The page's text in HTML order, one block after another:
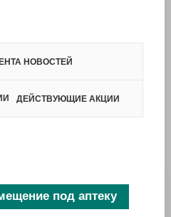
НОВОСТЕЙ
ДЕЙСТВУЮЩИЕ АКЦИИ
под аптеку